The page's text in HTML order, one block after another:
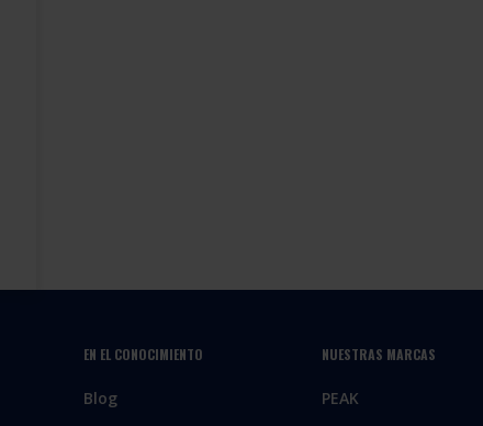
EN EL CONOCIMIENTO
Blog
NUESTRAS MARCAS
PEAK